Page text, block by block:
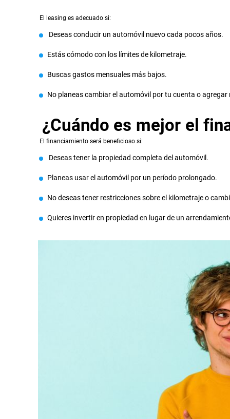
El leasing es adecuado si:
Deseas conducir un automóvil nuevo cada pocos años.
Estás cómodo con los límites de kilometraje.
Buscas gastos mensuales más bajos.
No planeas cambiar el automóvil por tu cuenta o
¿Cuándo es mejor el
El financiamiento será beneficioso si:
Deseas tener la propiedad completa del automóvil.
Planeas usar el automóvil por un período prolongado.
No deseas tener restricciones sobre el kilometraje o
Quieres invertir en propiedad en lugar de un